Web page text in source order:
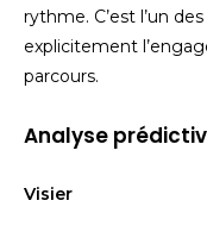
rythme. C’est l’un
explicitement
parcours.
Analyse
Visier